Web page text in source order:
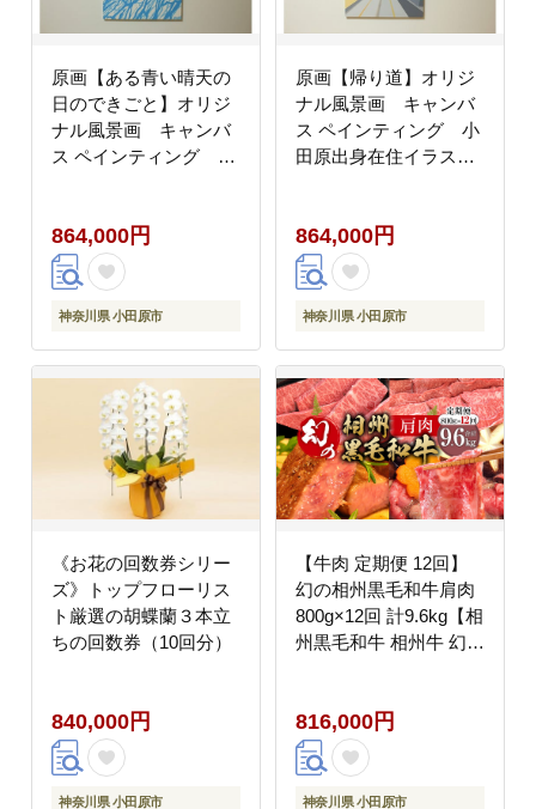
原画【ある青い晴天の
日のできごと】オリジ
ナル風景画 キャンバ
ス ペインティング 小
風景 子供の頃見た風
景 海 空 山
864,000円
神奈川県 小田原市
原画【帰り道】オリジ
ナル風景画 キャンバ
ス ペインティング 小
田原出身在住イラスト
景 海 空 山
864,000円
神奈川県 小田原市
《お花の回数券シリー
ズ》トップフローリス
ト厳選の胡蝶蘭３本立
ちの回数券（10回分）
840,000円
神奈川県 小田原市
【牛肉 定期便 12回】
幻の相州黒毛和牛肩肉
800g×12回 計9.6kg【相
州黒毛和牛 相州牛 幻の
様々な料理に ブランド
牛 ブランド牛肉 神奈川
特産品 神奈川県 小田原
市 】
816,000円
神奈川県 小田原市